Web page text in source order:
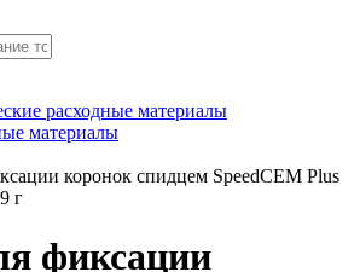
расходные материалы
материалы
коронок спидцем SpeedCEM Plus
г
фиксации